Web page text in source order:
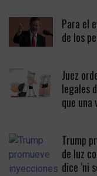
Para el
de los
Juez
legales
que
Trump
de luz
dice ‘ni